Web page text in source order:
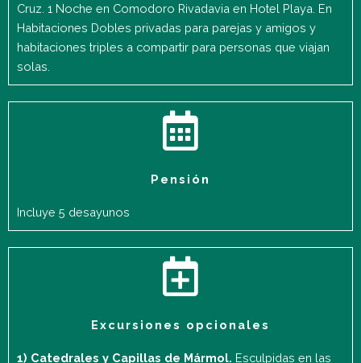
Cruz. 1 Noche en Comodoro Rivadavia en Hotel Playa. En
Habitaciones Dobles privadas para parejas y amigos y
habitaciones triples a compartir para personas que viajan
solas.
Pensión
Incluye 5 desayunos
Excursiones opcionales
1) Catedrales y Capillas de Mármol. Esculpidas en las